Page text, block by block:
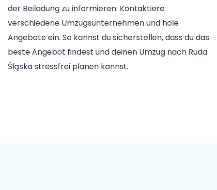
der Beiladung zu informieren. Kontaktiere
verschiedene Umzugsunternehmen und hole
Angebote ein. So kannst du sicherstellen, dass du das
beste Angebot findest und deinen Umzug nach Ruda
Śląska stressfrei planen kannst.